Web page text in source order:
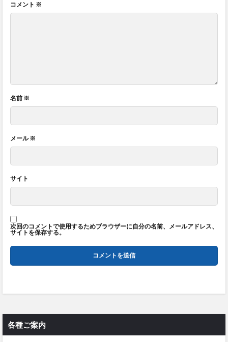
コメント ※
名前 ※
メール※
サイト
次回のコメントで使用するためブラウザーに自分の名前、メールアドレス、
サイトを保存する。
各種ご案内